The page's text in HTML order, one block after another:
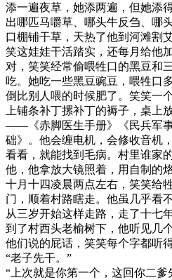
添一遍夜草，她添两遍，但她添
出哪匹马嚼草、哪头牛反刍、哪
口棚铺干草，天热了他到河滩割
笑这娃娃干活踏实，还每月给他
对，笑笑经常偷喂牲口的黑豆和
吃。她吃一些黑豆豌豆，喂牲口
倒比别人喂的时候肥了。笑笑一
上铺条补丁摞补丁的褥子，桌上
——《赤脚医生手册》《民兵军
础》。他会缠电机，会修收音机
看看，就能找到毛病。村里谁家
他，他拿放大镜照着，用自制的
十月十四凌晨两点左右，笑笑给
门，顺着村路瞎走。他虽几乎看
从三岁开始这样走路，走了十七
到了村西头老榆树下，他听见几
他们说的屁话，笑笑每个字都听
“老子先干。”
“上次就是你第一个，这回你二爹